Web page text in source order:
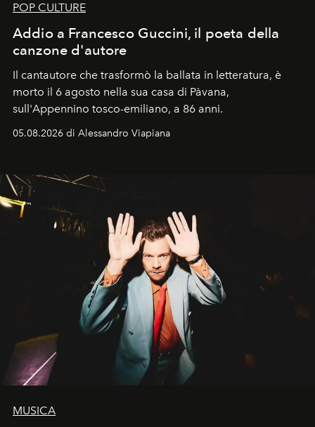
POP CULTURE
Addio a Francesco Guccini, il poeta della
canzone d'autore
Il cantautore che trasformò la ballata in letteratura, è
morto il 6 agosto nella sua casa di Pàvana,
sull'Appennino tosco-emiliano, a 86 anni.
05.08.2026 di Alessandro Viapiana
MUSICA